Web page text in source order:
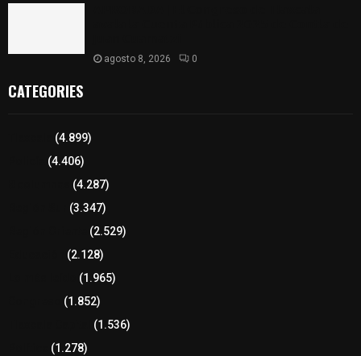
agosto 8, 2026 0
CATEGORIES
(4.899)
(4.406)
(4.287)
(3.347)
(2.529)
(2.128)
(1.965)
(1.852)
(1.536)
(1.278)